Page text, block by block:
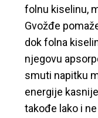
folnu kiselinu,
Gvožđe
dok folna
njegovu
smuti napitku
energije
takođe lako i